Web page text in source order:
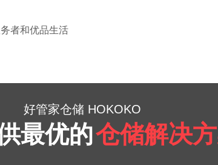
者和优品生活
好管家仓储 HOKOKO
最优的仓储解决